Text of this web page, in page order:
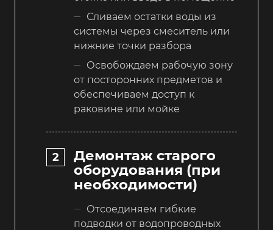
Сливаем остатки воды из
системы через смеситель или
нижние точки разбора
Освобождаем рабочую зону
от посторонних предметов и
обеспечиваем доступ к
раковине или мойке
Демонтаж старого
оборудования (при
необходимости)
Отсоединяем гибкие
подводки от водопроводных